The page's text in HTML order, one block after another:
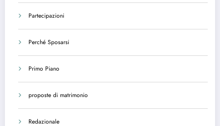
Partecipazioni
Perché Sposarsi
Primo Piano
proposte di matrimonio
Redazionale